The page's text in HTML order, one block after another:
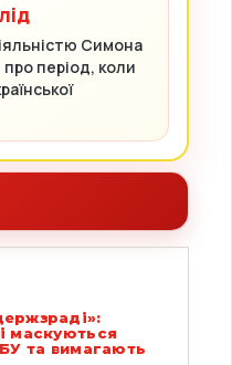
Симона
період, коли
маскуються
та вимагають